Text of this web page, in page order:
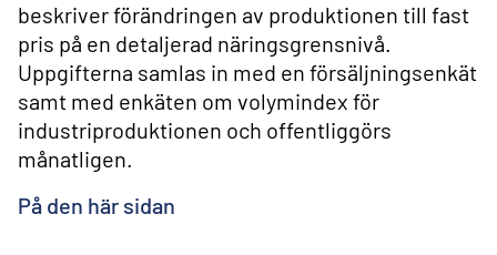
beskriver förändringen av produktionen till fast
pris på en detaljerad näringsgrensnivå.
Uppgifterna samlas in med en försäljningsenkät
samt med enkäten om volymindex för
industriproduktionen och offentliggörs
månatligen.
På den här sidan